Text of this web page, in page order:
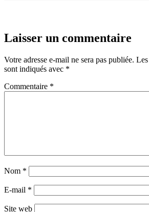
Laisser un commentaire
Votre adresse e-mail ne sera pas publiée.
sont indiqués avec *
Commentaire *
Nom *
E-mail *
Site web